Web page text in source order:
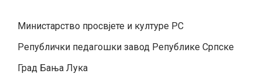
Министарство просвјете и културе РС
Републички педагошки завод Републике Српске
Град Бањa Лукa